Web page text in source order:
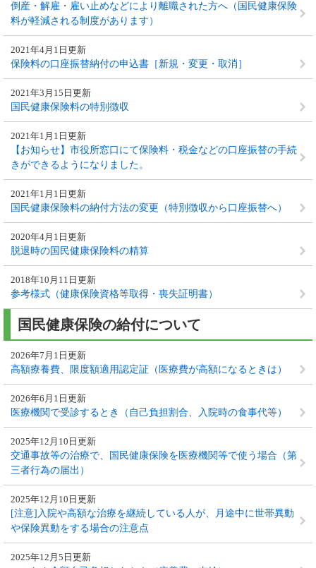
倒産・解雇・雇い止めなどにより離職された方へ（国民健康保険
料が軽減される制度があります）
保険料の口座振替納付の申込書［新規・変更・取消］
2021年4月1日更新
国民健康保険料の特別徴収
2021年3月15日更新
【お知らせ】市役所窓口にて保険料・税金などの口座振替の手続
きができるようになりました。
2021年1月1日更新
国民健康保険料の納付方法の変更（特別徴収から口座振替へ）
2021年1月1日更新
脱退時の国民健康保険料の精算
2020年4月1日更新
参考様式（健康保険資格等取得・喪失証明書）
2018年10月11日更新
国民健康保険の給付について
高額療養費、限度額適用認定証（医療費が高額になるときは）
2026年7月1日更新
医療機関で受診するとき（自己負担割合、入院時の食事代等）
2026年6月1日更新
交通事故等の治療で、国民健康保険を医療機関等で使う場合（第
三者行為の届出）
2025年12月10日更新
[注意]入院や高額な治療を継続している人が、月途中に世帯異動
や保険異動をする場合の注意点
2025年12月10日更新
2025年12月5日更新